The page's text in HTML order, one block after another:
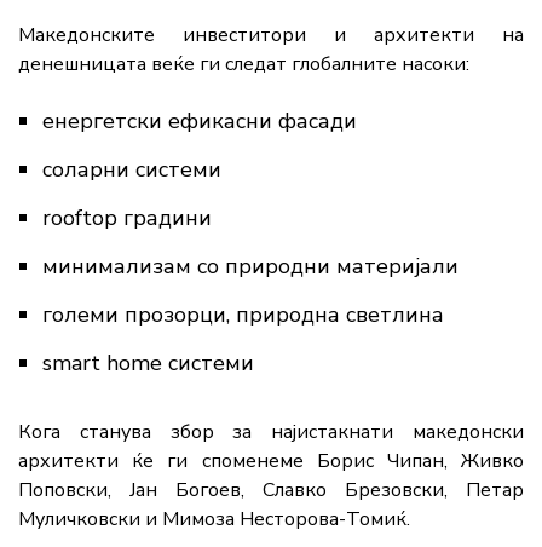
Македонските инвеститори и архитекти на
денешницата веќе ги следат глобалните насоки:
енергетски ефикасни фасади
соларни системи
rooftop градини
минимализам со природни материјали
големи прозорци, природна светлина
smart home системи
Кога станува збор за најистакнати македонски
архитекти ќе ги споменеме Борис Чипан, Живко
Поповски, Јан Богоев, Славко Брезовски, Петар
Муличковски и Мимоза Несторова-Томиќ.